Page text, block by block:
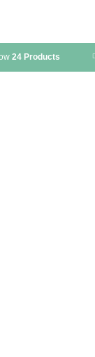
24 Products